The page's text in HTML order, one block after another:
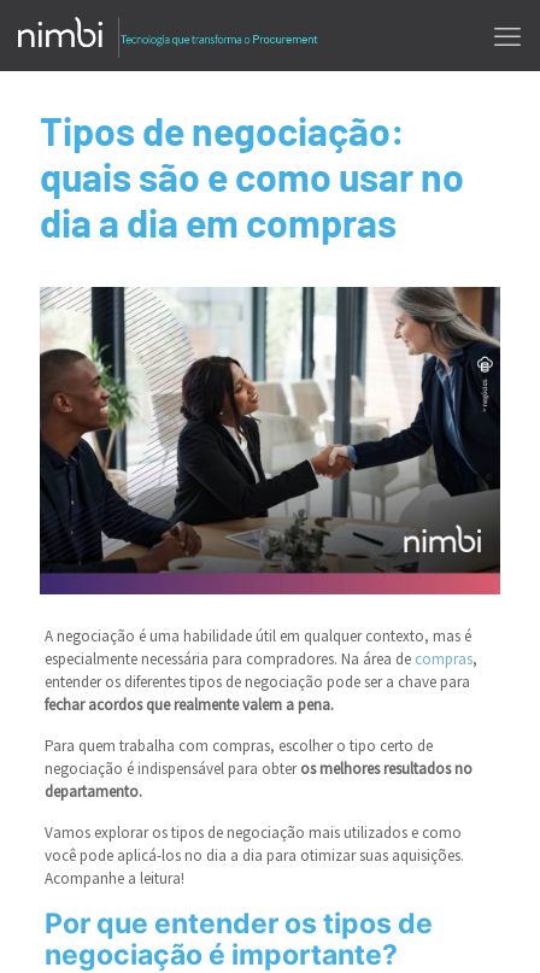
Tipos de negociação:
quais são e como usar no
dia a dia em compras
A negociação é uma habilidade útil em qualquer contexto, mas é
especialmente necessária para compradores. Na área de compras,
entender os diferentes tipos de negociação pode ser a chave para
fechar acordos que realmente valem a pena.
Para quem trabalha com compras, escolher o tipo certo de
negociação é indispensável para obteros melhores resultados no
departamento.
Vamos explorar os tipos de negociação mais utilizados e como
você pode aplicá-los no dia a dia para otimizar suas aquisições.
Acompanhe a leitura!
Por que entender os tipos de
negociação é importante?